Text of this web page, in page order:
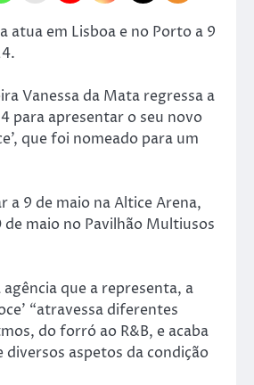
atua em Lisboa e no Porto a 9
Vanessa da Mata regressa a
para apresentar o seu novo
que foi nomeado para um
a 9 de maio na Altice Arena,
de maio no Pavilhão Multiusos
que a representa, a
“atravessa diferentes
do forró ao R&B, e acaba
aspetos da condição